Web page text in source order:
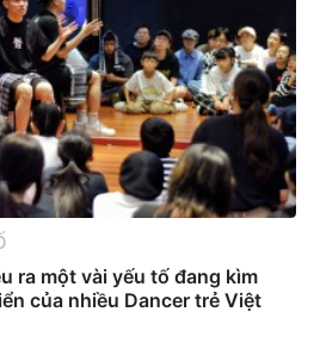
ra một vài yếu tố đang kìm
của nhiều Dancer trẻ Việt